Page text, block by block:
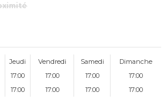
Jeudi Vendredi Samedi
Dimanche
17:00 17:00 17:00
17:00
17:00 17:00 17:00 17:00